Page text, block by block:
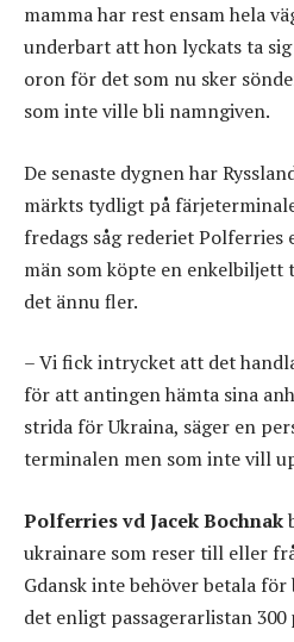
mamma har rest ensam hela
underbart att hon lyckats ta
oron för det som nu sker
som inte ville bli namngiven.
De senaste dygnen har
märkts tydligt på
fredags såg rederiet Polferries
män som köpte en enkelbiljett
det ännu fler.
– Vi fick intrycket att det
för att antingen hämta sina
strida för Ukraina, säger en
terminalen men som inte vill
Polferries vd Jacek Bochnak
ukrainare som reser till eller
Gdansk inte behöver betala
det enligt passagerarlistan